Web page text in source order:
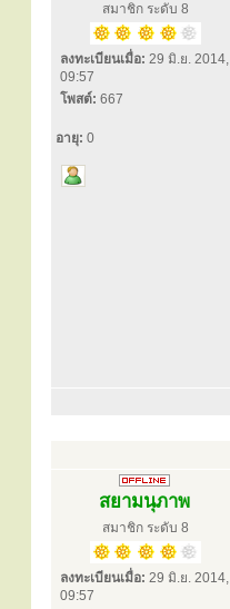
สมาชิก ระดับ 8
ลงทะเบียนเมื่อ: 29 มิ.ย. 2014,
09:57
โพสต์: 667
อายุ: 0
สยามนุภาพ
สมาชิก ระดับ 8
ลงทะเบียนเมื่อ: 29 มิ.ย. 2014,
09:57